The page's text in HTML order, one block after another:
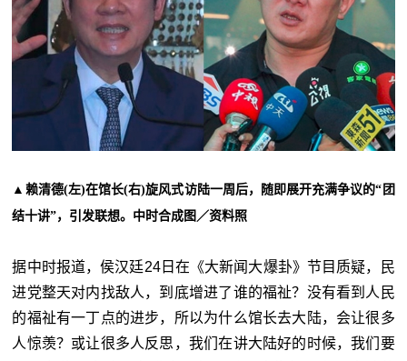
▲ 赖清德(左)在馆长(右)旋风式访陆一周后，随即展开充满争议的“团
结十讲”，引发联想。中时合成图／资料照
据中时报道，侯汉廷24日在《大新闻大爆卦》节目质疑，民
进党整天对内找敌人，到底增进了谁的福祉？没有看到人民
的福祉有一丁点的进步，所以为什么馆长去大陆，会让很多
人惊羡？或让很多人反思，我们在讲大陆好的时候，我们要